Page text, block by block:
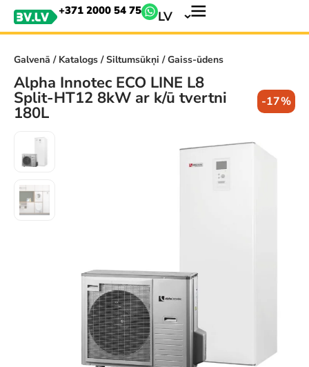
+371 2000 54 75 LV
Galvenā / Katalogs/Siltumsūkņi / Gaiss-ūdens
Alpha Innotec ECO LINE L8
Split-HT12 8kW ar k/ū tvertni
180L
-17%